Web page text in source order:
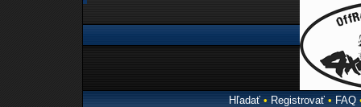
Hľadať• Registrovať• FAQ